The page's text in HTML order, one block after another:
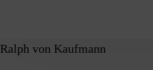
Ralph von Kaufmann